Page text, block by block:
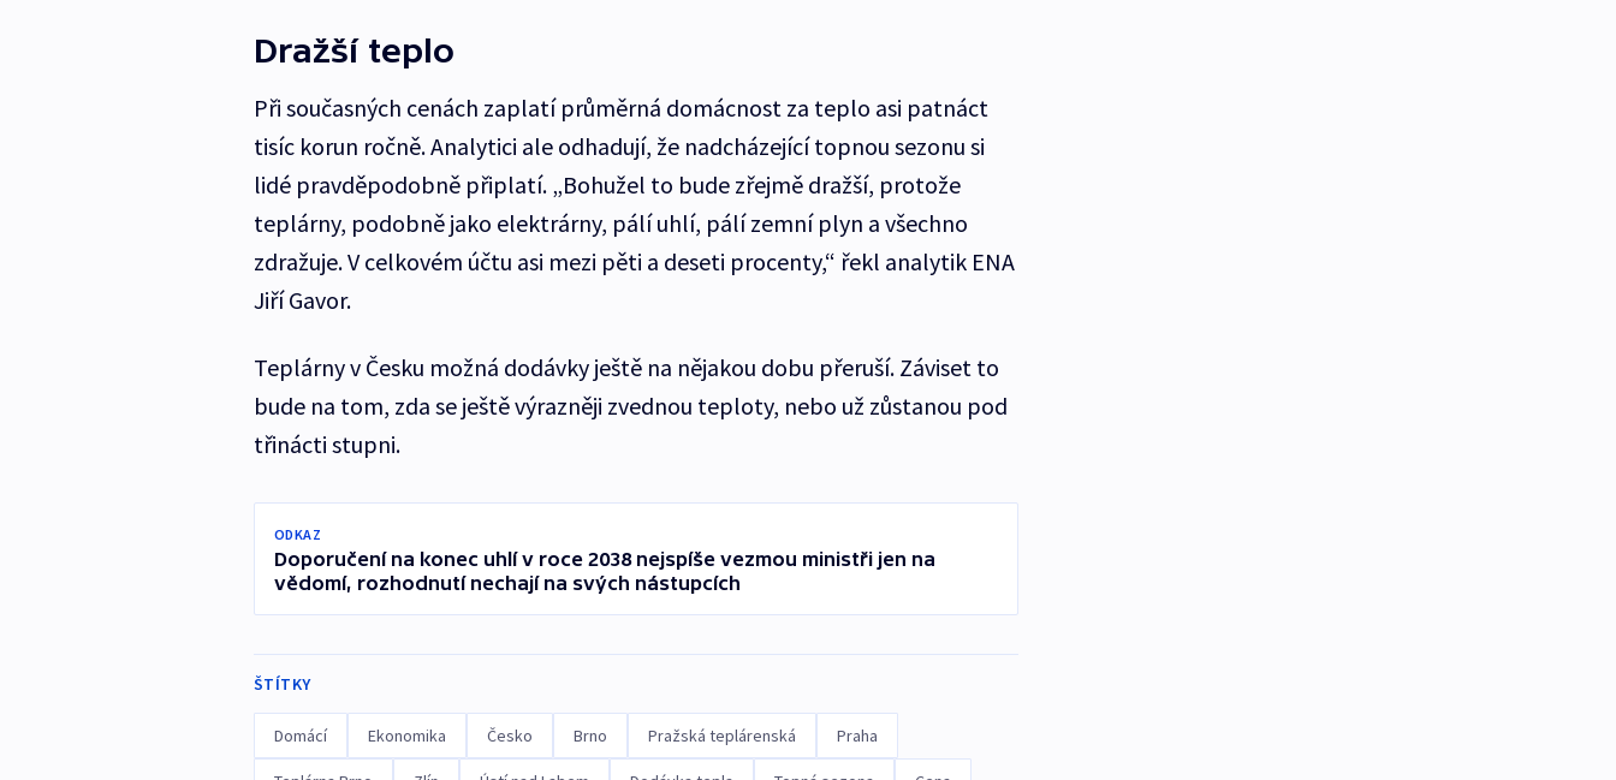
Dražší teplo
Při současných cenách zaplatí průměrná domácnost za teplo asi patnáct
tisíc korun ročně. Analytici ale odhadují, že nadcházející topnou sezonu si
lidé pravděpodobně připlatí. „Bohužel to bude zřejmě dražší, protože
teplárny, podobně jako elektrárny, pálí uhlí, pálí zemní plyn a všechno
zdražuje. V celkovém účtu asi mezi pěti a deseti procenty,“ řekl analytik ENA
Jiří Gavor.
Teplárny v Česku možná dodávky ještě na nějakou dobu přeruší. Záviset to
bude na tom, zda se ještě výrazněji zvednou teploty, nebo už zůstanou pod
třinácti stupni.
ODKAZ
Doporučení na konec uhlí v roce 2038 nejspíše vezmou ministři jen na
vědomí, rozhodnutí nechají na svých nástupcích
ŠTÍTKY
Domácí Ekonomika Česko Brno Pražská teplárenská Praha